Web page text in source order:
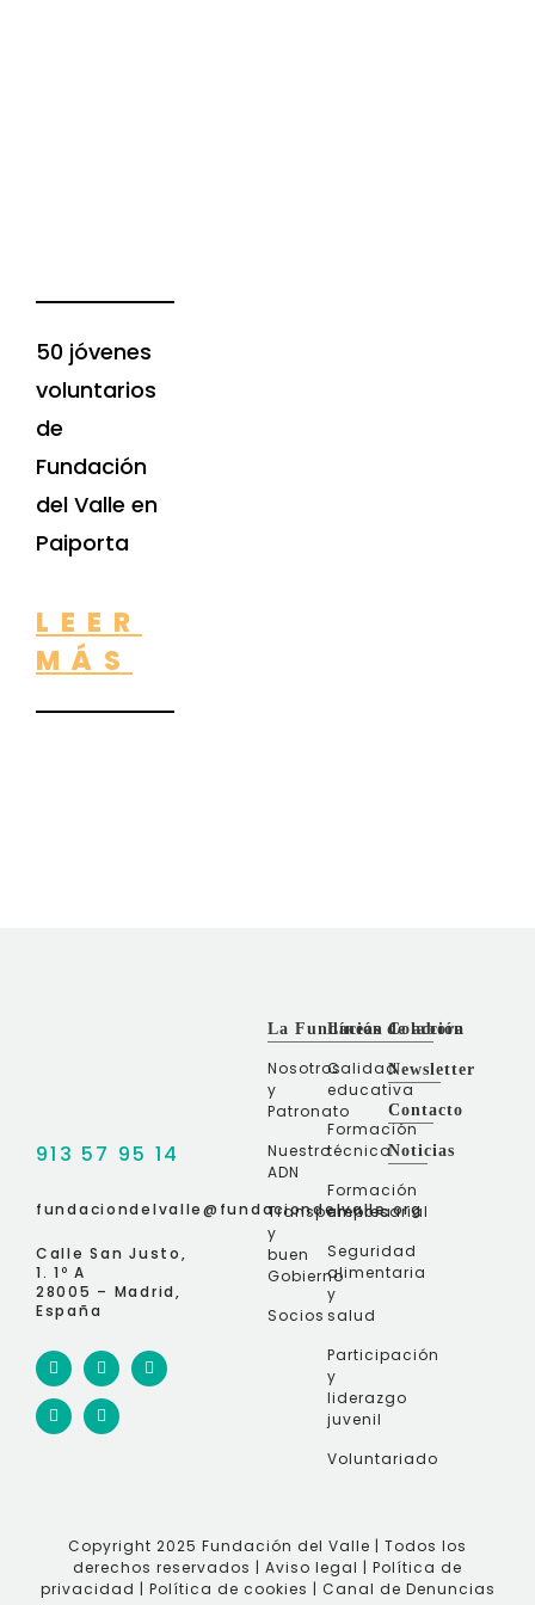
50 jóvenes
voluntarios
de
Fundación
del Valle en
Paiporta
LEER
MÁS
913 57 95 14
fundaciondelvalle@fundaciondelvalle.org
Calle San Justo,
1. 1º A
28005 – Madrid,
España
La Fundación
Nosotros
y
Patronato
Nuestro
ADN
Transparencia
y
buen
Gobierno
Socios
Líneas de acción
Calidad
educativa
Formación
técnica
Formación
empresarial
Seguridad
alimentaria
y
salud
Participación
y
liderazgo
juvenil
Voluntariado
Colabora
Newsletter
Contacto
Noticias
Copyright 2025 Fundación del Valle | Todos los
derechos reservados | Aviso legal | Política de
privacidad | Política de cookies | Canal de Denuncias